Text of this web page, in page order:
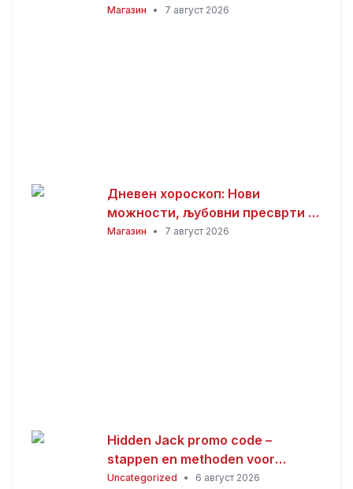
следните неработни денови
Магазин • 7 август 2026
Дневен хороскоп: Нови
можности, љубовни пресврти и
совети за здравјето за сите
Магазин • 7 август 2026
Hidden Jack promo code –
stappen en methoden voor
Nederlandse spelers
Uncategorized • 6 август 2026